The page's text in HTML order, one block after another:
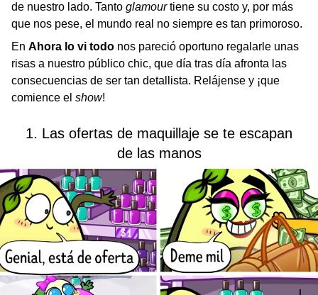
de nuestro lado. Tanto glamourtiene su costo y, por más
que nos pese, el mundo real no siempre es tan primoroso.
En Ahora lo vi todo nos pareció oportuno regalarle unas
risas a nuestro público chic, que día tras día afronta las
consecuencias de ser tan detallista. Relájense y ¡que
comience el show!
1. Las ofertas de maquillaje se te escapan
de las manos